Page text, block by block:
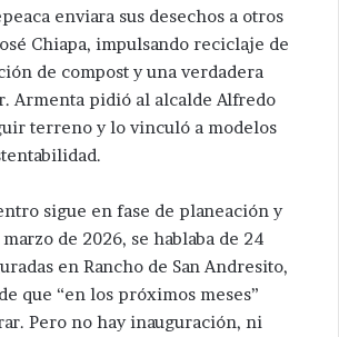
enviara sus desechos a otros
Chiapa, impulsando reciclaje de
de compost y una verdadera
Armenta pidió al alcalde Alfredo
terreno y lo vinculó a modelos
sigue en fase de planeación y
de 2026, se hablaba de 24
en Rancho de San Andresito,
que “en los próximos meses”
Pero no hay inauguración, ni